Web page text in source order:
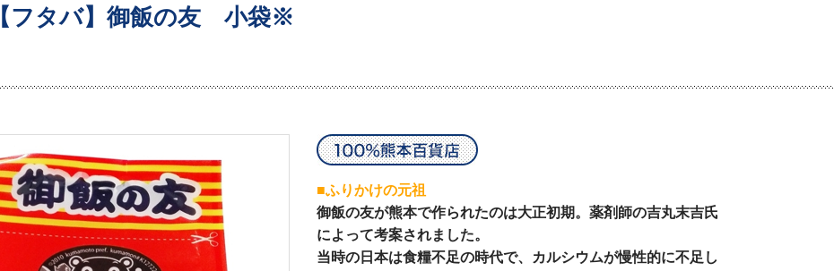
【フタバ】御飯の友 小袋※
■ふりかけの元祖
御飯の友が熊本で作られたのは大正初期。薬剤師の吉丸末吉氏
によって考案されました。
当時の日本は食糧不足の時代で、カルシウムが慢性的に不足し